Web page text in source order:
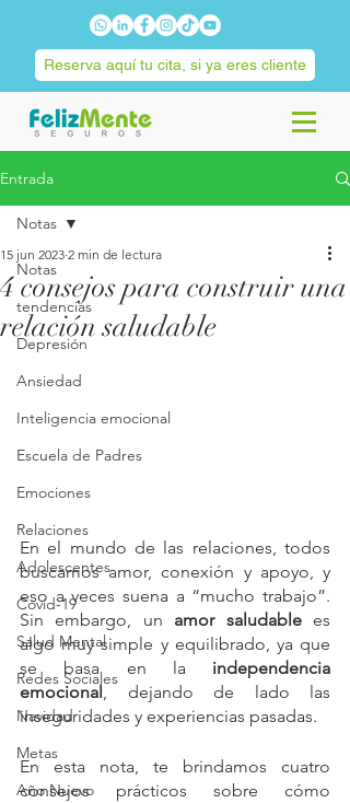
Reserva aquí tu cita, si ya eres cliente
Entrada
Notas
tendencias
Depresión
Ansiedad
Inteligencia emocional
Escuela de Padres
Emociones
Relaciones
Adolescentes
Covid-19
Salud Mental
Redes Sociales
Navidad
Metas
Año Nuevo
Notas
4 consejos para construir una
relación saludable
15 jun 2023 2 min de lectura
En el mundo de las relaciones, todos
buscamos amor, conexión y apoyo, y
eso a veces suena a “mucho trabajo”.
Sin embargo, un amor saludable es
algo muy simple y equilibrado, ya que
se basa en la independencia
emocional, dejando de lado las
inseguridades y experiencias pasadas.
En esta nota, te brindamos cuatro
consejos prácticos sobre cómo